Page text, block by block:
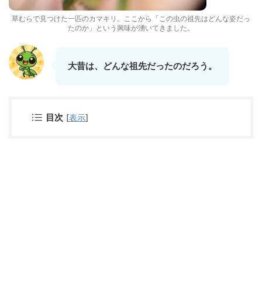
草むらで見つけた一匹のカマキリ。ここから「この虫の祖先はどんな姿だっ
たのか」という興味が湧いてきました。
大昔は、どんな祖先だったのだろう。
目次 [表示]